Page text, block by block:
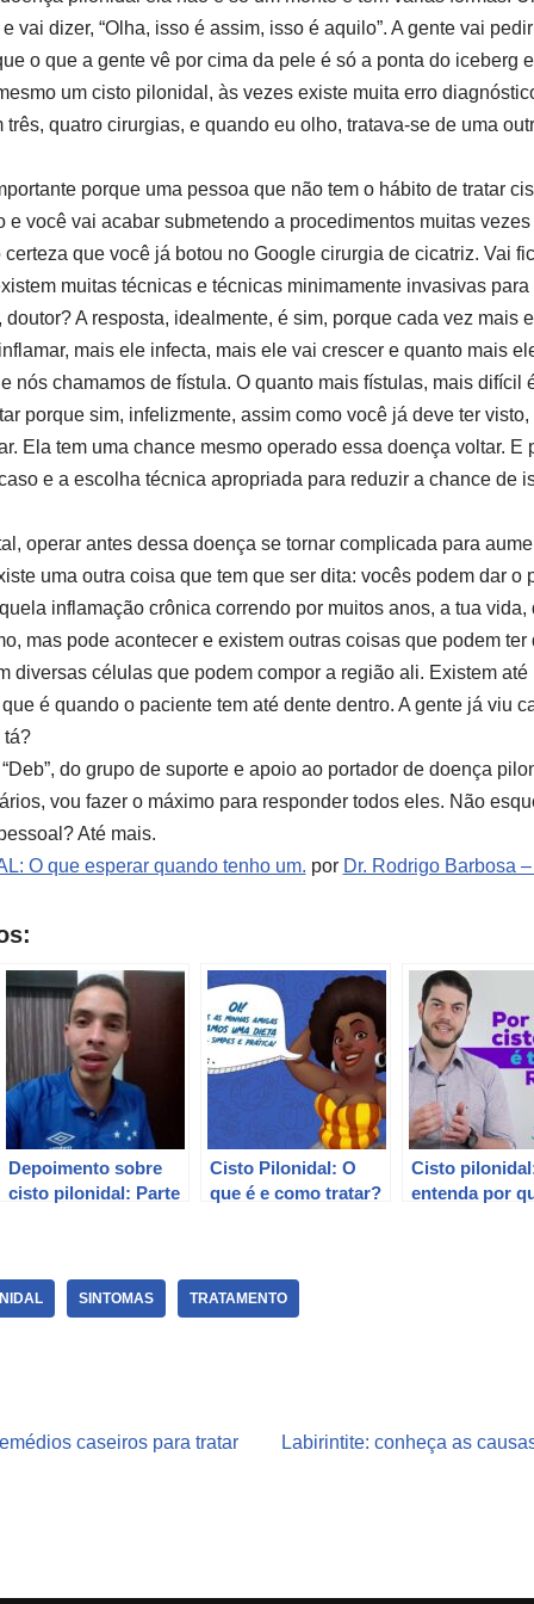
vai dizer, “Olha, isso é assim, isso é aquilo”. A gente vai
o que a gente vê por cima da pele é só a ponta do iceberg
um cisto pilonidal, às vezes existe muita erro
quatro cirurgias, e quando eu olho, tratava-se de uma
porque uma pessoa que não tem o hábito de tratar
e você vai acabar submetendo a procedimentos muitas
que você já botou no Google cirurgia de cicatriz. Vai
muitas técnicas e técnicas minimamente invasivas para
A resposta, idealmente, é sim, porque cada vez mais
mais ele infecta, mais ele vai crescer e quanto mais
nós chamamos de fístula. O quanto mais fístulas, mais difícil
porque sim, infelizmente, assim como você já deve ter
Ela tem uma chance mesmo operado essa doença voltar. E
e a escolha técnica apropriada para reduzir a chance de
operar antes dessa doença se tornar complicada para
uma outra coisa que tem que ser dita: vocês podem dar o
inflamação crônica correndo por muitos anos, a tua vida,
mas pode acontecer e existem outras coisas que podem
diversas células que podem compor a região ali. Existem
é quando o paciente tem até dente dentro. A gente já viu
tá?
do grupo de suporte e apoio ao portador de doença
vou fazer o máximo para responder todos eles. Não
Até mais.
O que esperar quando tenho um. por Dr. Rodrigo Barbosa
Depoimento sobre
cisto pilonidal: Parte
recuperação.
Cisto Pilonidal: O
que é e como tratar?
Cisto
entenda por
SINTOMAS TRATAMENTO
caseiros para tratar Labirintite: conheça as